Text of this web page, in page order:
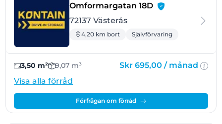
Omformargatan 18D- Västerås
72137 Västerås
4,20 km bort Självförvaring
3,50 m² 9,07 m³ Skr 695,00 / månad
Visa alla förråd
Förfrågan om förråd